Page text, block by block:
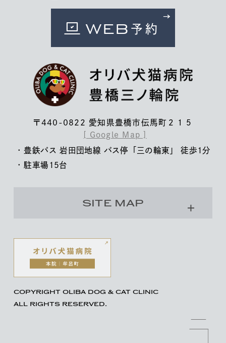
WEB 予約
〒440-0822 愛知県豊橋市伝馬町２１５
[ Google Map ]
豊鉄バス 岩田団地線 バス停「三の輪東」 徒歩1分
駐車場15台
SITE MAP
COPYRIGHT OLIBA DOG & CAT CLINIC
ALL RIGHTS RESERVED.